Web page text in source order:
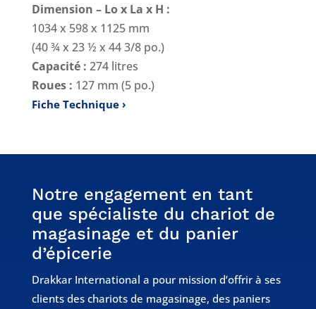
Dimension – Lo x La x H :
1034 x 598 x 1125 mm
(40 ¾ x 23 ½ x 44 3/8 po.)
Capacité : 274 litres
Roues : 127 mm (5 po.)
Fiche Technique
Notre engagement en tant
que spécialiste du chariot de
magasinage et du panier
d’épicerie
Drakkar International a pour mission d’offrir à ses
clients des chariots de magasinage, des paniers